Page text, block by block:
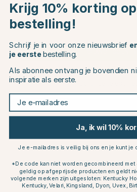
Riem Polo Signature
Zwart
€117.95
PIKEUR
EU
Krijg 10% korting
bestelling!
Schrijf je in voor onze nieuwsbrief
je eerste bestelling.
Als abonnee ontvang je bovendien
inspiratie als eerste.
Je e-mailadres
Ja, ik wil 10%
Je e-mailadres is veilig bij ons en je kunt je
*De code kan niet worden gecombineerd
geldig op afgeprijsde producten en geldt
volgende merken zijn uitgesloten: Kentucky
Kentucky, Velari, Kingsland, Dyon, Uvex,